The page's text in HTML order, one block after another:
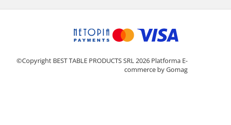
©Copyright BEST TABLE PRODUCTS SRL 2026 Platforma E-
commerce by Gomag